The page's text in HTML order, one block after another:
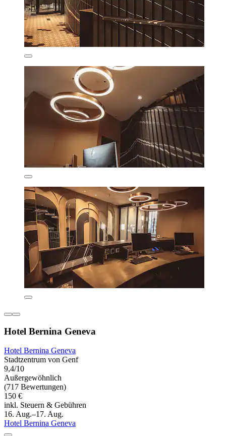
Hotel Bernina Geneva
Hotel Bernina Geneva
Stadtzentrum von Genf
9,4/10
Außergewöhnlich
(717 Bewertungen)
150 €
inkl. Steuern & Gebühren
16. Aug.–17. Aug.
Hotel Bernina Geneva